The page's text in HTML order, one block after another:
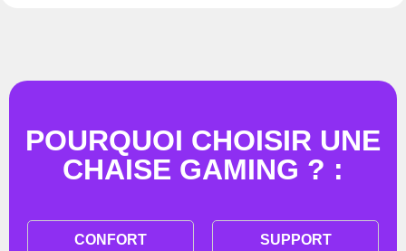
POURQUOI CHOISIR UNE
CHAISE GAMING ? :
CONFORT
SUPPORT